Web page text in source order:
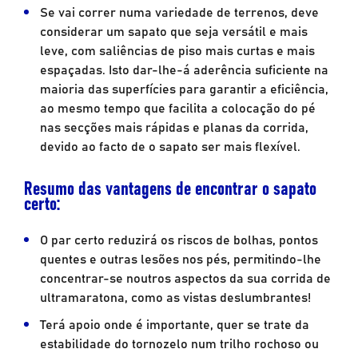
Se vai correr numa variedade de terrenos, deve
considerar um sapato que seja versátil e mais
leve, com saliências de piso mais curtas e mais
espaçadas. Isto dar-lhe-á aderência suficiente na
maioria das superfícies para garantir a eficiência,
ao mesmo tempo que facilita a colocação do pé
nas secções mais rápidas e planas da corrida,
devido ao facto de o sapato ser mais flexível.
Resumo das vantagens de encontrar o sapato
certo:
O par certo reduzirá os riscos de bolhas, pontos
quentes e outras lesões nos pés, permitindo-lhe
concentrar-se noutros aspectos da sua corrida de
ultramaratona, como as vistas deslumbrantes!
Terá apoio onde é importante, quer se trate da
estabilidade do tornozelo num trilho rochoso ou